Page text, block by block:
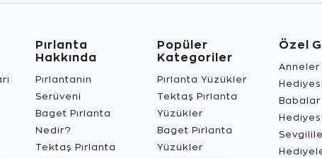
Pırlanta
Hakkında
Pırlantanın
Serüveni
Baget Pırlanta
Nedir?
Tektaş Pırlanta
Popüler
Kategoriler
Pırlanta Yüzükler
Tektaş Pırlanta
Yüzükler
Baget Pırlanta
Yüzükler
Özel
Anneler
Hediyesi
Babalar
Hediyesi